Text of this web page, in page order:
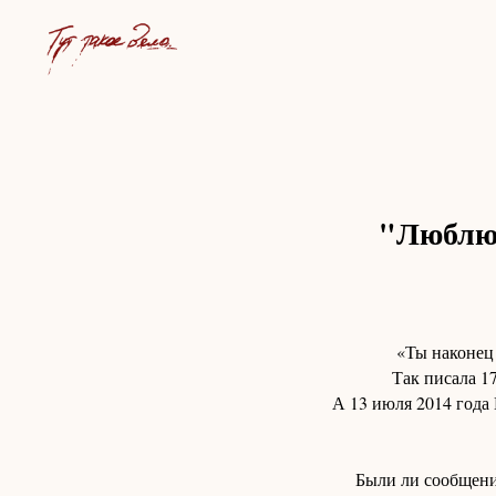
"Люблю
«Ты
Так писала
А 13 июля 2014 года
Были ли